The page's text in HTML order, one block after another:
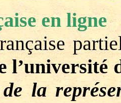
en ligne
la